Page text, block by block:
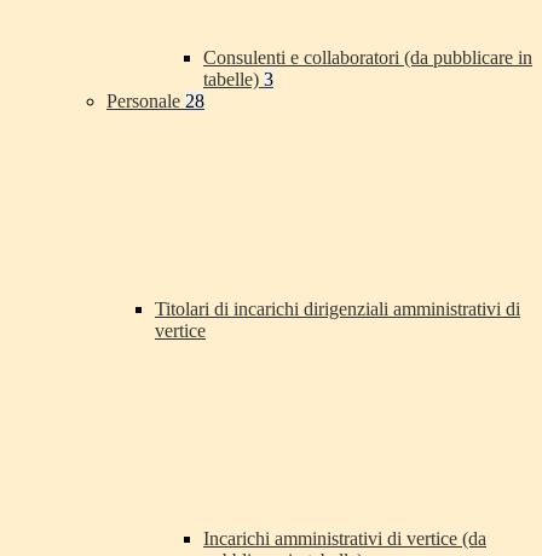
Consulenti e collaboratori (da pubblicare in
tabelle) 3
Personale 28
Titolari di incarichi dirigenziali amministrativi di
vertice
Incarichi amministrativi di vertice (da